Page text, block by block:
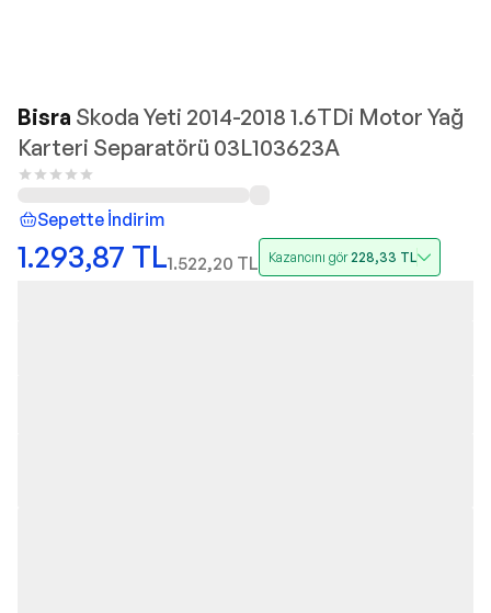
Bisra Skoda Yeti 2014-2018 1.6TDi Motor Yağ
Karteri Separatörü 03L103623A
Sepette İndirim
1.293,87 TL1.522,20 TL Kazancını gör228,33 TL